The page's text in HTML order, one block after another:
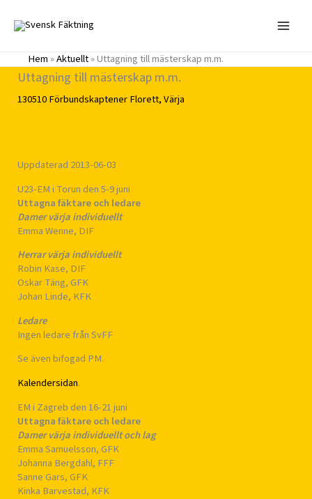
innehåll
Hem»Aktuellt»Uttagning till mästerskap m.m.
Uttagning till mästerskap m.m.
130510FörbundskaptenerFlorett,Värja
Uppdaterad 2013-06-03
U23-EM i Torun den 5-9 juni
Uttagna fäktare och ledare
Damer värja individuellt
Emma Wenne, DIF
Herrar värja individuellt
Robin Kase, DIF
Oskar Täng, GFK
Johan Linde, KFK
Ledare
Ingen ledare från SvFF
Se även bifogad PM.
Kalendersidan.
EM i Zagreb den 16-21 juni
Uttagna fäktare och ledare
Damer värja individuellt och lag
Emma Samuelsson, GFK
Johanna Bergdahl, FFF
Sanne Gars, GFK
Kinka Barvestad, KFK